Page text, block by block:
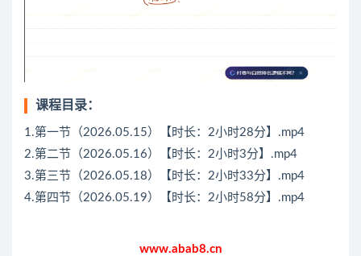
课程目录：
1.第一节（2026.05.15）【时长：2小时28分】.mp4
2.第二节（2026.05.16）【时长：2小时3分】.mp4
3.第三节（2026.05.18）【时长：2小时33分】.mp4
4.第四节（2026.05.19）【时长：2小时58分】.mp4
www.abab8.cn